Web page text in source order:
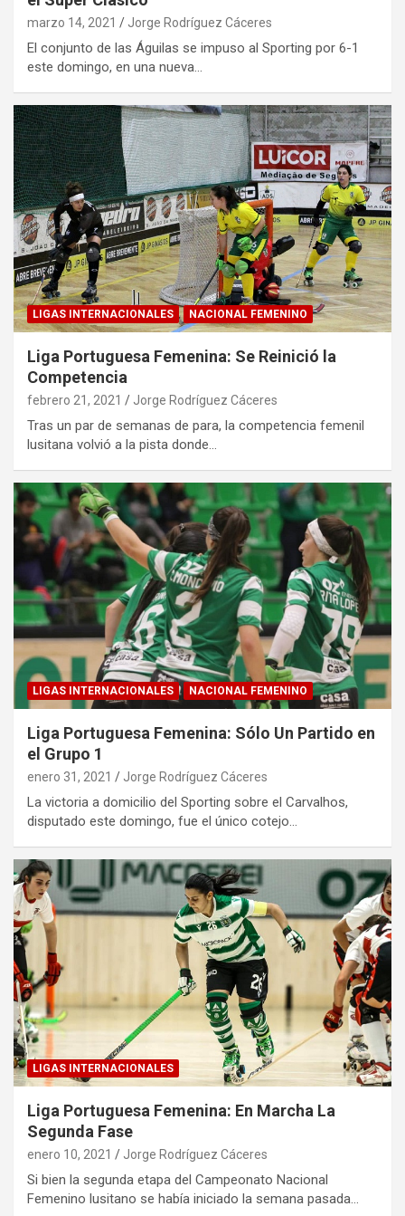
marzo 14, 2021 Jorge Rodríguez Cáceres
El conjunto de las Águilas se impuso al Sporting por 6-1
este domingo, en una nueva…
LIGAS INTERNACIONALES NACIONAL FEMENINO
Liga Portuguesa Femenina: Se Reinició la
Competencia
febrero 21, 2021 Jorge Rodríguez Cáceres
Tras un par de semanas de para, la competencia femenil
lusitana volvió a la pista donde…
LIGAS INTERNACIONALES NACIONAL FEMENINO
Liga Portuguesa Femenina: Sólo Un Partido en
el Grupo 1
enero 31, 2021 Jorge Rodríguez Cáceres
La victoria a domicilio del Sporting sobre el Carvalhos,
disputado este domingo, fue el único cotejo…
LIGAS INTERNACIONALES
Liga Portuguesa Femenina: En Marcha La
Segunda Fase
enero 10, 2021 Jorge Rodríguez Cáceres
Si bien la segunda etapa del Campeonato Nacional
Femenino lusitano se había iniciado la semana pasada…